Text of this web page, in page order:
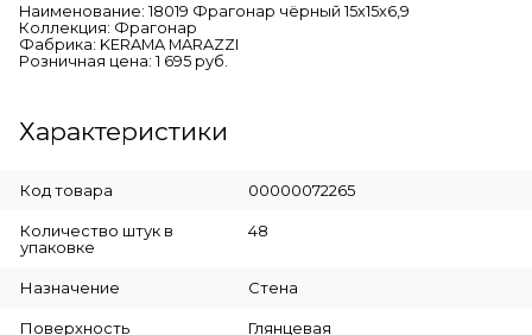
Наименование: 18019 Фрагонар чёрный 15х15х6,9
Коллекция: Фрагонар
Фабрика: KERAMA MARAZZI
Розничная цена: 1 695 руб.
Характеристики
Код товара 00000072265
Количество штук в
упаковке
48
Назначение Стена
Поверхность Глянцевая